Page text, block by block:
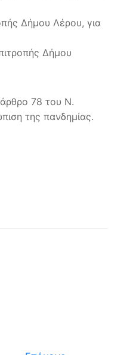
Δήμου Λέρου, για
Δήμου
78 του Ν.
της πανδημίας.